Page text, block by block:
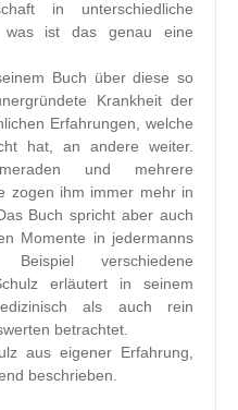
in unterschiedliche
was ist das genau eine
Buch über diese so
Krankheit der
Erfahrungen, welche
hat, an andere weiter.
und mehrere
zogen ihm immer mehr in
Buch spricht aber auch
Momente in jedermanns
verschiedene
erläutert in seinem
als auch rein
betrachtet.
aus eigener Erfahrung,
beschrieben.